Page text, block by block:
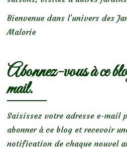
Bienvenue dans l’univers des
Malorie
Abonnez-vous à ce
mail.
Saisissez votre adresse e-mail
abonner à ce blog et recevoir
notification de chaque nouvel